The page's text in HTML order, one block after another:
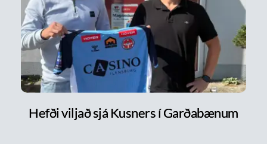
Hefði viljað sjá Kusners í Garðabænum